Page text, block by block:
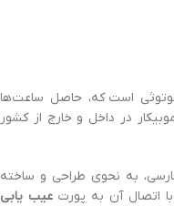
است که، حاصل ساعت‌ها
در داخل و خارج از کشور
به نحوی طراحی و ساخته
اتصال آن به پورتعیب یابی